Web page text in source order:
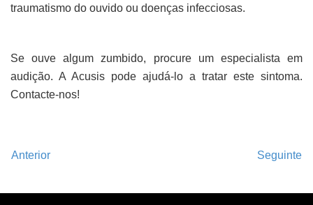
traumatismo do ouvido ou doenças infecciosas.
Se ouve algum zumbido, procure um especialista em
audição. A Acusis pode ajudá-lo a tratar este sintoma.
Contacte-nos!
Anterior Seguinte